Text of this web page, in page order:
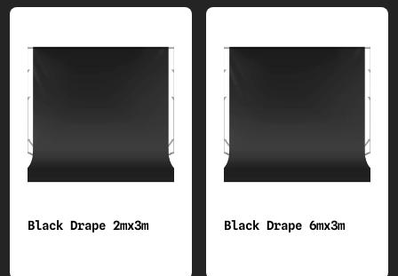
48 FRAMEs AND TUBEs
54 DRAPEs (Hadry)
Black Drape 2mx3m Black Drape 6mx3m